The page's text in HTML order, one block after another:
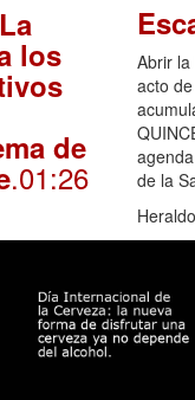
los
de
.01:26
Abrir
acto
de la